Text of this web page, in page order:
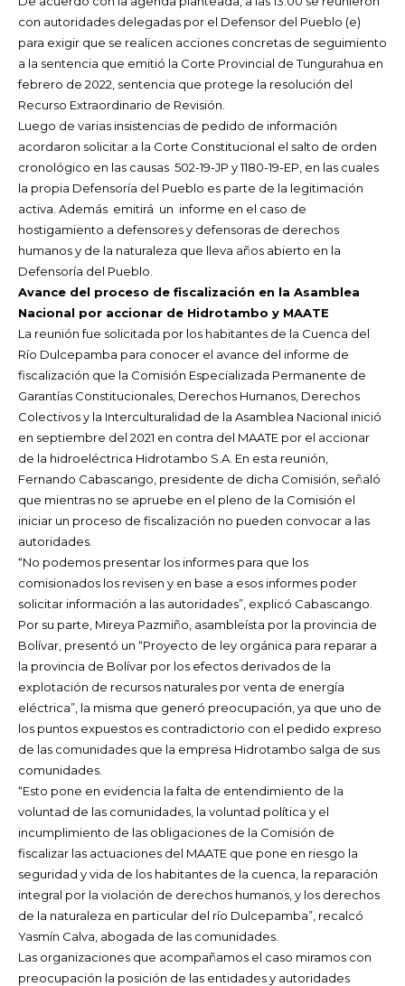
con autoridades delegadas por el Defensor del Pueblo (e)
para exigir que se realicen acciones concretas de seguimiento
a la sentencia que emitió la Corte Provincial de Tungurahua en
febrero de 2022, sentencia que protege la resolución del
Recurso Extraordinario de Revisión.
Luego de varias insistencias de pedido de información
acordaron solicitar a la Corte Constitucional el salto de orden
cronológico en las causas 502-19-JP y 1180-19-EP, en las cuales
la propia Defensoría del Pueblo es parte de la legitimación
activa. Además emitirá un informe en el caso de
hostigamiento a defensores y defensoras de derechos
humanos y de la naturaleza que lleva años abierto en la
Defensoría del Pueblo.
Avance del proceso de fiscalización en la Asamblea
Nacional por accionar de Hidrotambo y MAATE
La reunión fue solicitada por los habitantes de la Cuenca del
Río Dulcepamba para conocer el avance del informe de
fiscalización que la Comisión Especializada Permanente de
Garantías Constitucionales, Derechos Humanos, Derechos
Colectivos y la Interculturalidad de la Asamblea Nacional inició
en septiembre del 2021 en contra del MAATE por el accionar
de la hidroeléctrica Hidrotambo S.A. En esta reunión,
Fernando Cabascango, presidente de dicha Comisión, señaló
que mientras no se apruebe en el pleno de la Comisión el
iniciar un proceso de fiscalización no pueden convocar a las
autoridades.
“No podemos presentar los informes para que los
comisionados los revisen y en base a esos informes poder
solicitar información a las autoridades”, explicó Cabascango.
Por su parte, Mireya Pazmiño, asambleísta por la provincia de
Bolívar, presentó un “Proyecto de ley orgánica para reparar a
la provincia de Bolívar por los efectos derivados de la
explotación de recursos naturales por venta de energía
eléctrica”, la misma que generó preocupación, ya que uno de
los puntos expuestos es contradictorio con el pedido expreso
de las comunidades que la empresa Hidrotambo salga de sus
comunidades.
“Esto pone en evidencia la falta de entendimiento de la
voluntad de las comunidades, la voluntad política y el
incumplimiento de las obligaciones de la Comisión de
fiscalizar las actuaciones del MAATE que pone en riesgo la
seguridad y vida de los habitantes de la cuenca, la reparación
integral por la violación de derechos humanos, y los derechos
de la naturaleza en particular del río Dulcepamba”, recalcó
Yasmín Calva, abogada de las comunidades.
Las organizaciones que acompañamos el caso miramos con
preocupación la posición de las entidades y autoridades